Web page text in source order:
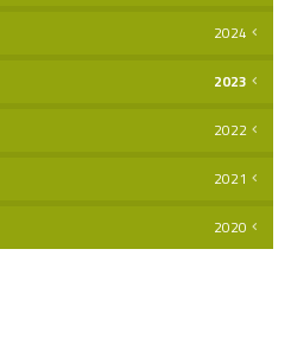
2024
2023
2022
2021
2020